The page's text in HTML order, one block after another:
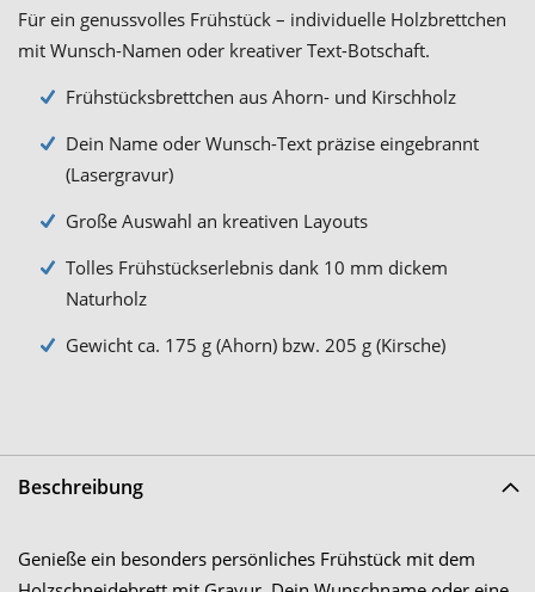
Für ein genussvolles Frühstück – individuelle Holzbrettchen
mit Wunsch-Namen oder kreativer Text-Botschaft.
Frühstücksbrettchen aus Ahorn- und Kirschholz
Dein Name oder Wunsch-Text präzise eingebrannt
(Lasergravur)
Große Auswahl an kreativen Layouts
Tolles Frühstückserlebnis dank 10 mm dickem
Naturholz
Gewicht ca. 175 g (Ahorn) bzw. 205 g (Kirsche)
Beschreibung
Genieße ein besonders persönliches Frühstück mit dem